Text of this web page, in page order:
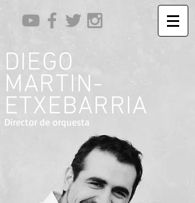
Director de orquesta
DIEGO
MARTIN-
ETXEBARRIA